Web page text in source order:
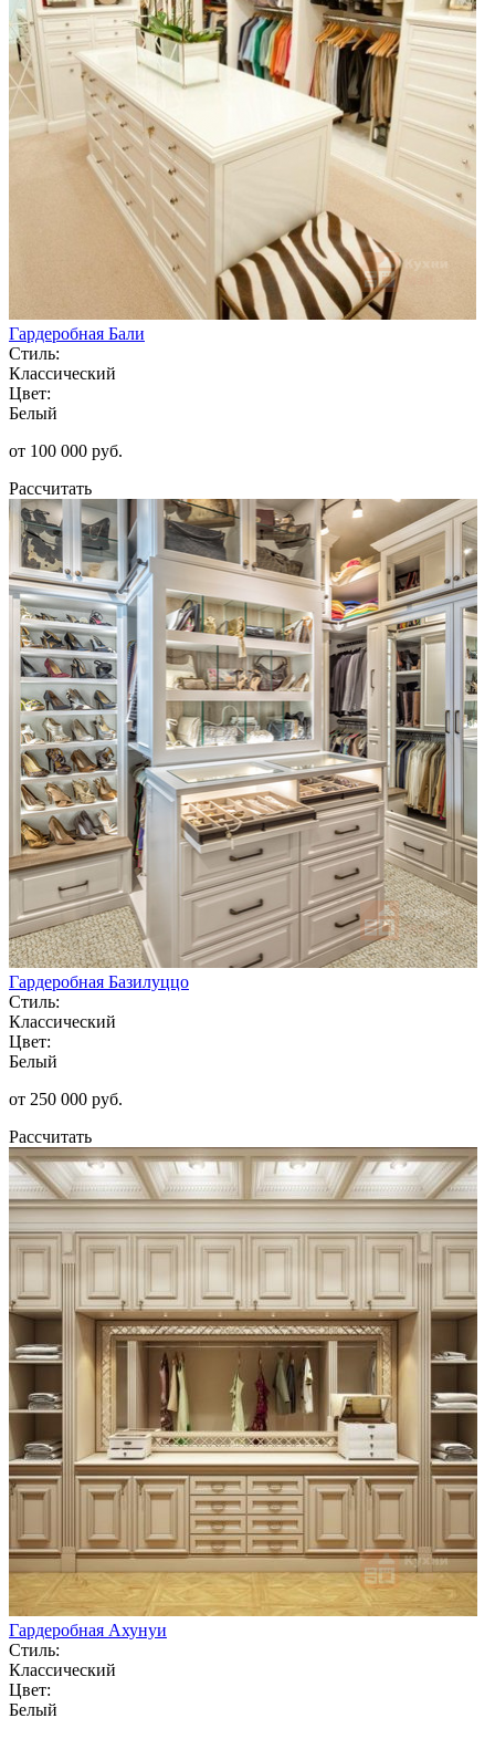
Гардеробная Бали
Стиль:
Классический
Цвет:
Белый
от 100 000 руб.
Рассчитать
Гардеробная Базилуццо
Стиль:
Классический
Цвет:
Белый
от 250 000 руб.
Рассчитать
Гардеробная Ахунуи
Стиль:
Классический
Цвет:
Белый